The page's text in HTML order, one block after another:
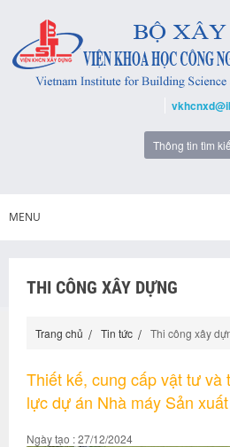
MENU
THI CÔNG XÂY DỰNG
Trang chủ Tin tức Thi công xây
Thiết kế, cung cấp vật tư và
lực dự án Nhà máy Sản
Ngày tạo : 27/12/2024